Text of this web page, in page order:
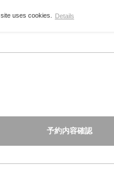
予約内容確認
uses cookies. Details